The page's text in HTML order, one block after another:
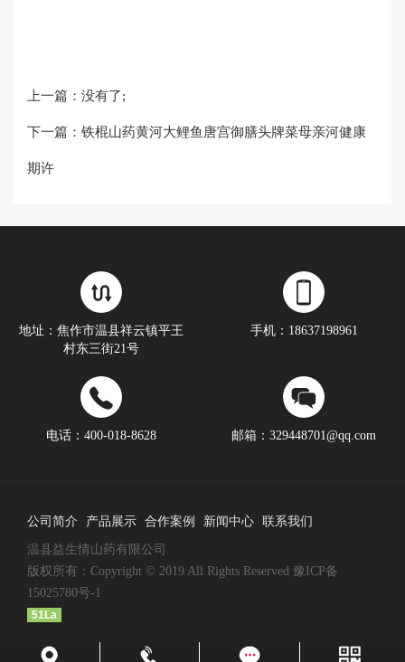
上一篇：没有了;
下一篇： 铁棍山药黄河大鲤鱼唐宫御膳头牌菜母亲河健康
期许
地址：焦作市温县祥云镇平王
村东三街21号
手机：18637198961
电话：400-018-8628 邮箱：329448701@qq.com
公司简介 产品展示 合作案例 新闻中心 联系我们
温县益生情山药有限公司
版权所有：Copyright © 2019 All Rights Reserved 豫ICP备
15025780号-1
51La